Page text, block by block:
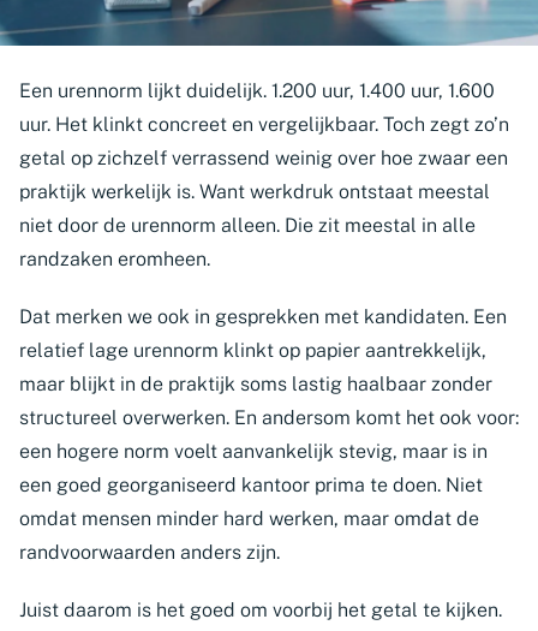
​Een urennorm lijkt duidelijk. 1.200 uur, 1.400 uur, 1.600
uur. Het klinkt concreet en vergelijkbaar. Toch zegt zo’n
getal op zichzelf verrassend weinig over hoe zwaar een
praktijk werkelijk is. Want werkdruk ontstaat meestal
niet door de urennorm alleen. Die zit meestal in alle
randzaken eromheen.
Dat merken we ook in gesprekken met kandidaten. Een
relatief lage urennorm klinkt op papier aantrekkelijk,
maar blijkt in de praktijk soms lastig haalbaar zonder
structureel overwerken. En andersom komt het ook voor:
een hogere norm voelt aanvankelijk stevig, maar is in
een goed georganiseerd kantoor prima te doen. Niet
omdat mensen minder hard werken, maar omdat de
randvoorwaarden anders zijn.
Juist daarom is het goed om voorbij het getal te kijken.